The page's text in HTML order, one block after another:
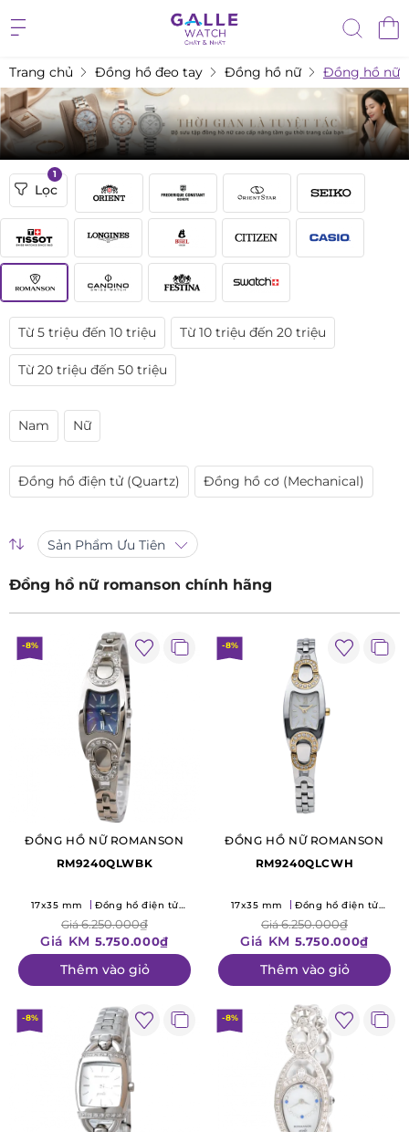
Trang chủ Đồng hồ đeo tay Đồng hồ nữ Đồng hồ nữ
Lọc
1
Từ 5 triệu đến 10 triệu Từ 10 triệu đến 20 triệu
Từ 20 triệu đến 50 triệu
Nam Nữ
Đồng hồ điện tử (Quartz) Đồng hồ cơ (Mechanical)
Đồng hồ nữ romanson chính hãng
Sản Phẩm Ưu Tiên
-8%
ĐỒNG HỒ NỮ ROMANSON
RM9240QLWBK
17x35 mm
Đồng hồ điện tử
Giá6.250.000₫
Giá KM 5.750.000₫
Thêm vào giỏ
-8%
ĐỒNG HỒ NỮ ROMANSON
RM9240QLCWH
17x35 mm
Đồng hồ điện tử
Giá6.250.000₫
Giá KM 5.750.000₫
Thêm vào giỏ
-8% -8%